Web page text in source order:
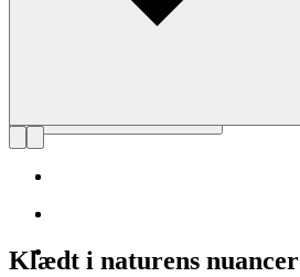
Klædt i naturens nuancer